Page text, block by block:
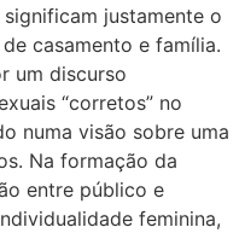
justamente o
casamento e família.
um discurso
“corretos” no
numa visão sobre uma
Na formação da
entre público e
feminina,